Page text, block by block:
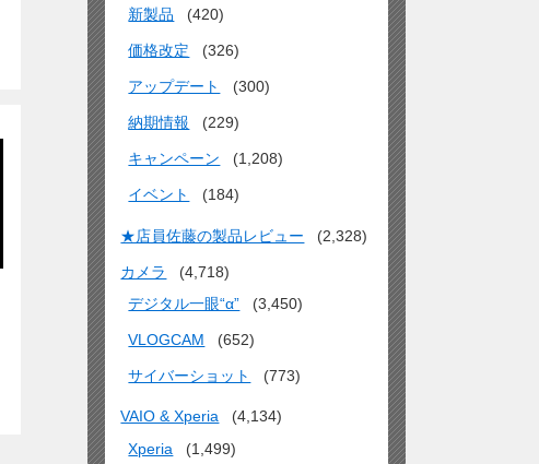
新製品
(420)
価格改定 (326)
アップデート (300)
納期情報 (229)
キャンペーン (1,208)
イベント (184)
★店員佐藤の製品レビュー (2,328)
カメラ
(4,718)
デジタル一眼“α”
(3,450)
VLOGCAM (652)
サイバーショット (773)
VAIO & Xperia
(4,134)
Xperia
(1,499)